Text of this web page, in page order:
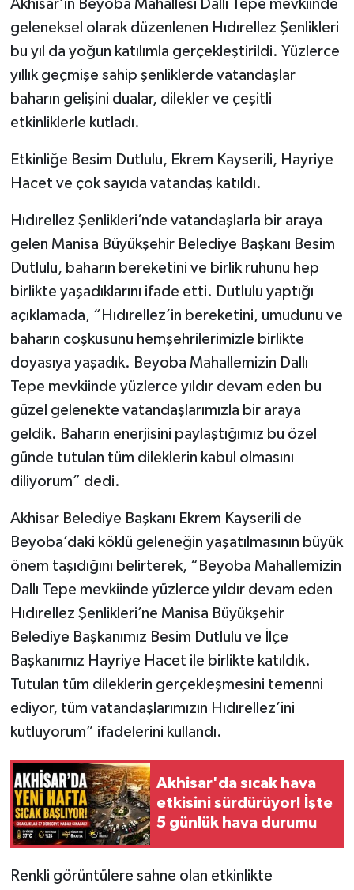
Akhisar’ın Beyoba Mahallesi Dallı Tepe mevkiinde
geleneksel olarak düzenlenen Hıdırellez Şenlikleri
bu yıl da yoğun katılımla gerçekleştirildi. Yüzlerce
yıllık geçmişe sahip şenliklerde vatandaşlar
baharın gelişini dualar, dilekler ve çeşitli
etkinliklerle kutladı.
Etkinliğe Besim Dutlulu, Ekrem Kayserili, Hayriye
Hacet ve çok sayıda vatandaş katıldı.
Hıdırellez Şenlikleri’nde vatandaşlarla bir araya
gelen Manisa Büyükşehir Belediye Başkanı Besim
Dutlulu, baharın bereketini ve birlik ruhunu hep
birlikte yaşadıklarını ifade etti. Dutlulu yaptığı
açıklamada, “Hıdırellez’in bereketini, umudunu ve
baharın coşkusunu hemşehrilerimizle birlikte
doyasıya yaşadık. Beyoba Mahallemizin Dallı
Tepe mevkiinde yüzlerce yıldır devam eden bu
güzel gelenekte vatandaşlarımızla bir araya
geldik. Baharın enerjisini paylaştığımız bu özel
günde tutulan tüm dileklerin kabul olmasını
diliyorum” dedi.
Akhisar Belediye Başkanı Ekrem Kayserili de
Beyoba’daki köklü geleneğin yaşatılmasının büyük
önem taşıdığını belirterek, “Beyoba Mahallemizin
Dallı Tepe mevkiinde yüzlerce yıldır devam eden
Hıdırellez Şenlikleri’ne Manisa Büyükşehir
Belediye Başkanımız Besim Dutlulu ve İlçe
Başkanımız Hayriye Hacet ile birlikte katıldık.
Tutulan tüm dileklerin gerçekleşmesini temenni
ediyor, tüm vatandaşlarımızın Hıdırellez’ini
kutluyorum” ifadelerini kullandı.
Akhisar'da sıcak hava
etkisini sürdürüyor! İşte
5 günlük hava durumu
Renkli görüntülere sahne olan etkinlikte
Akhisar Emlak
Ülke
Etiketler